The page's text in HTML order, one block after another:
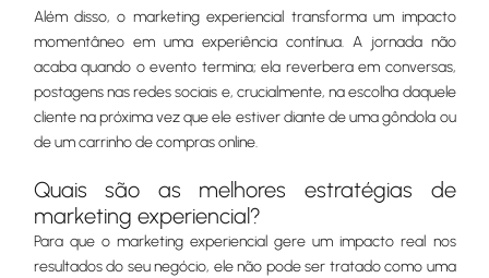
Além disso, o marketing experiencial transforma um impacto
momentâneo em uma experiência contínua. A jornada não
acaba quando o evento termina; ela reverbera em conversas,
postagens nas redes sociais e, crucialmente, na escolha daquele
cliente na próxima vez que ele estiver diante de uma gôndola ou
de um carrinho de compras online.
Quais são as melhores estratégias de
marketing experiencial?
Para que o marketing experiencial gere um impacto real nos
resultados do seu negócio, ele não pode ser tratado como uma